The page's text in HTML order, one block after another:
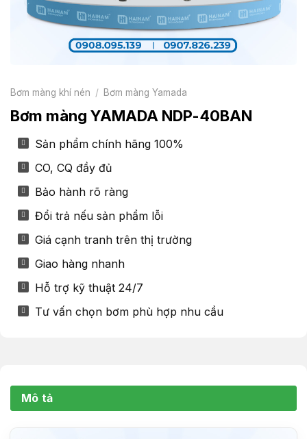
Bơm màng khí nén / Bơm màng Yamada
Bơm màng YAMADA NDP-40BAN
Sản phẩm chính hãng 100%
CO, CQ đầy đủ
Bảo hành rõ ràng
Đổi trả nếu sản phẩm lỗi
Giá cạnh tranh trên thị trường
Giao hàng nhanh
Hỗ trợ kỹ thuật 24/7
Tư vấn chọn bơm phù hợp nhu cầu
Mô tả